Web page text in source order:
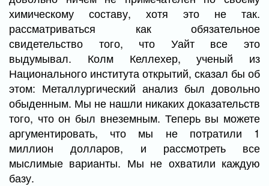
химическому составу, хотя это не так.
рассматриваться как обязательное
свидетельство того, что Уайт все это
выдумывал. Колм Келлехер, ученый из
Национального института открытий, сказал бы об
этом: Металлургический анализ был довольно
обыденным. Мы не нашли никаких доказательств
того, что он был внеземным. Теперь вы можете
аргументировать, что мы не потратили 1
миллион долларов, и рассмотреть все
мыслимые варианты. Мы не охватили каждую
базу.